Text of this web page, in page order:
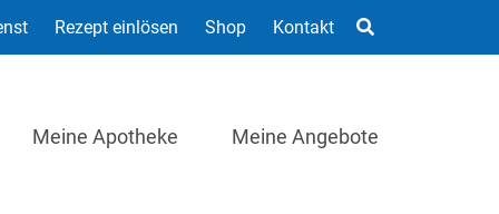
Rezept einlösen Shop Kontakt
Meine Apotheke Meine Angebote